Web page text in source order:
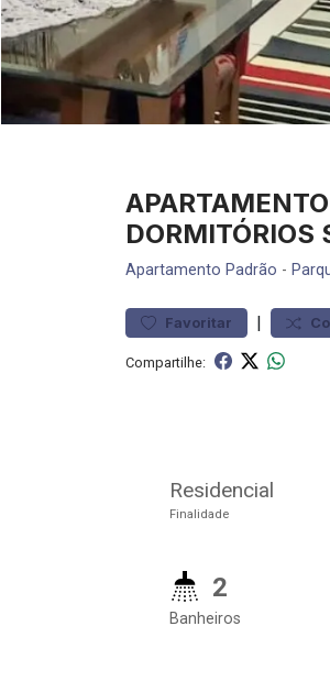
DORMITÓRIOS
Apartamento Padrão -
Favoritar |
Compartilhe:
Residencial
Finalidade
2
Banheiros